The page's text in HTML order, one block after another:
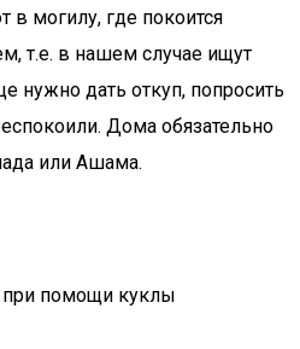
могилу, где покоится
т.е. в нашем случае ищут
дать откуп, попросить
Дома обязательно
или Ашама.
при помощи куклы